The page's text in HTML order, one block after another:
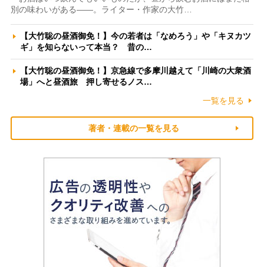
別の味わいがある――。ライター・作家の大竹…
【大竹聡の昼酒御免！】今の若者は「なめろう」や「キヌカツ
ギ」を知らないって本当？ 昔の…
【大竹聡の昼酒御免！】京急線で多摩川越えて「川崎の大衆酒
場」へと昼酒旅 押し寄せるノス…
一覧を見る
著者・連載の一覧を見る